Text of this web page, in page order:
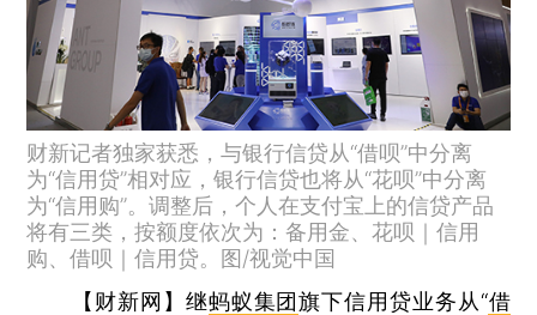
财新记者独家获悉，与银行信贷从“借呗”中分离
为“信用贷”相对应，银行信贷也将从“花呗”中分离
为“信用购”。调整后，个人在支付宝上的信贷产品
将有三类，按额度依次为：备用金、花呗｜信用
购、借呗｜信用贷。图/视觉中国
【财新网】 继蚂蚁集团旗下信用贷业务从“借